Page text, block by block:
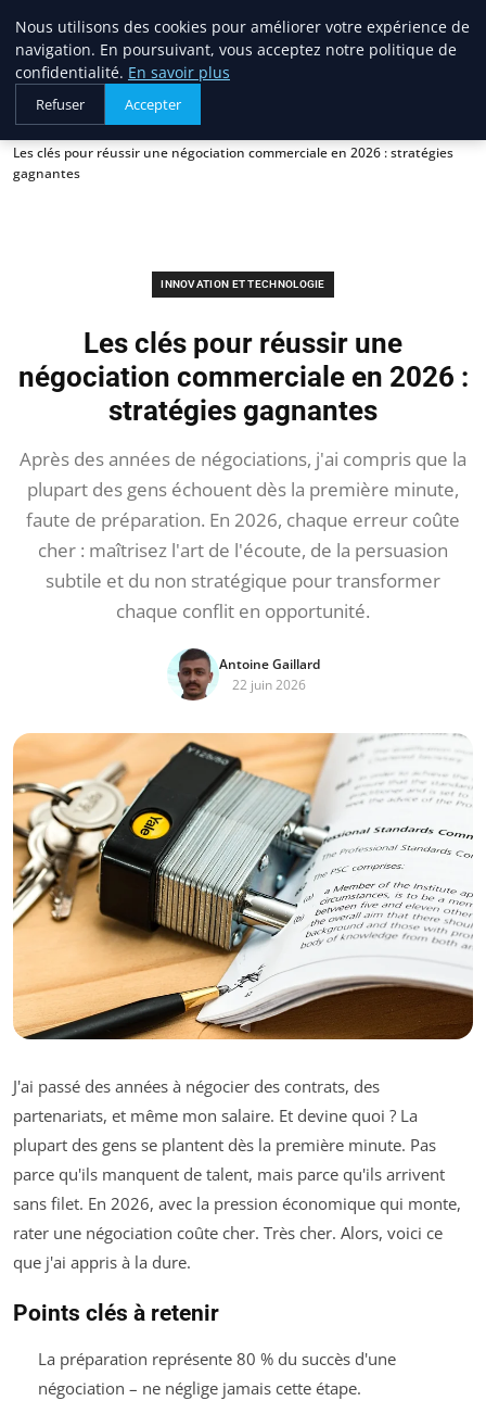
Blogue Sc
Les clés pour réussir une négociation commerciale en 2026 : stratégies
gagnantes
INNOVATION ET TECHNOLOGIE
Les clés pour réussir une
négociation commerciale en 2026 :
stratégies gagnantes
Après des années de négociations, j'ai compris que la
plupart des gens échouent dès la première minute,
faute de préparation. En 2026, chaque erreur coûte
cher : maîtrisez l'art de l'écoute, de la persuasion
subtile et du non stratégique pour transformer
chaque conflit en opportunité.
Antoine Gaillard
22 juin 2026
J'ai passé des années à négocier des contrats, des
partenariats, et même mon salaire. Et devine quoi ? La
plupart des gens se plantent dès la première minute. Pas
parce qu'ils manquent de talent, mais parce qu'ils arrivent
sans filet. En 2026, avec la pression économique qui monte,
rater une négociation coûte cher. Très cher. Alors, voici ce
que j'ai appris à la dure.
Points clés à retenir
La préparation représente 80 % du succès d'une
négociation – ne néglige jamais cette étape.
Nous utilisons des cookies pour améliorer votre expérience de
navigation. En poursuivant, vous acceptez notre politique de
confidentialité. En savoir plus
Refuser Accepter